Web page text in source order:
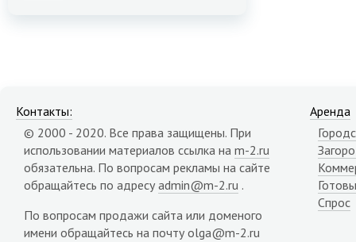
Контакты:
© 2000 - 2020. Все права защищены. При
использовании материалов ссылка на m-2.ru
обязательна. По вопросам рекламы на сайте
обращайтесь по адресу admin@m-2.ru .
По вопросам продажи сайта или доменого
имени обращайтесь на почту olga@m-2.ru
Аренда
Спрос